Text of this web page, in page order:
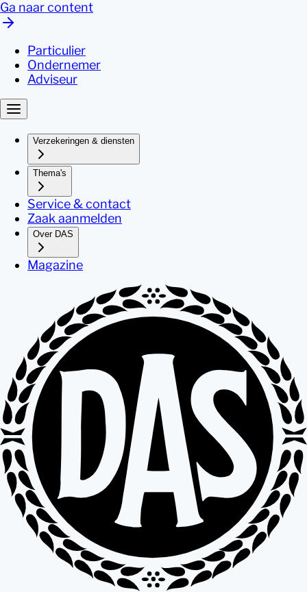
Ga naar content
Particulier
Ondernemer
Adviseur
Verzekeringen & diensten
Thema's
Service & contact
Zaak aanmelden
Over DAS
Magazine